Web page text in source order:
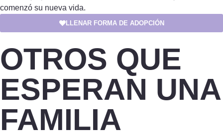
comenzó su nueva vida.
LLENAR FORMA DE ADOPCIÓN
OTROS QUE
ESPERAN UNA
FAMILIA